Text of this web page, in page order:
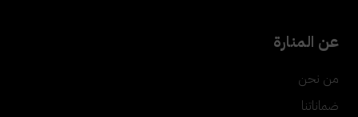
عن المنارة
من نحن
ضماناتنا